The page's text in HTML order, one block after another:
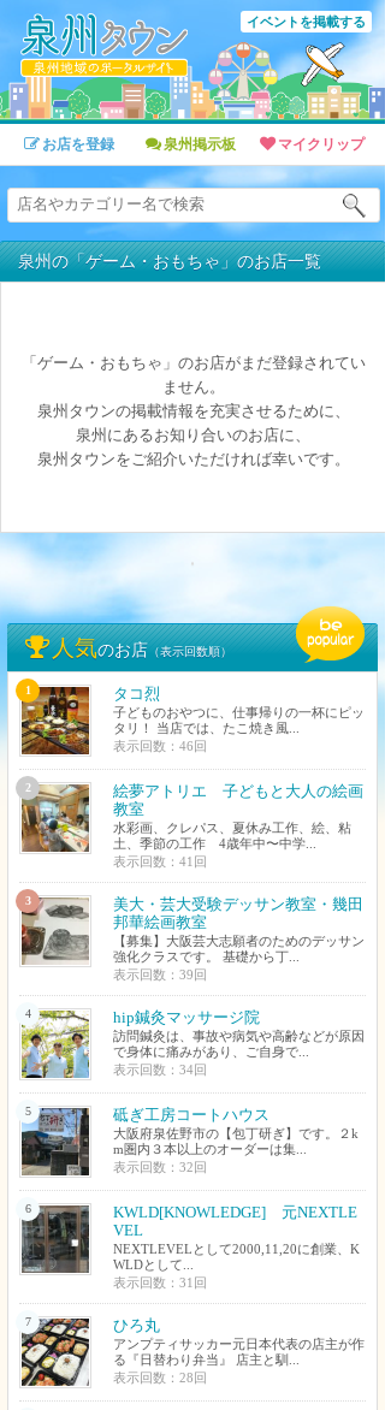
イベントを掲載する
お店を登録 泉州掲示板 マイクリップ
泉州の「ゲーム・おもちゃ」のお店一覧
「ゲーム・おもちゃ」のお店がまだ登録されてい
ません。
泉州タウンの掲載情報を充実させるために、
泉州にあるお知り合いのお店に、
泉州タウンをご紹介いただければ幸いです。
人気のお店 （表示回数順）
1 タコ烈
子どものおやつに、仕事帰りの一杯にピッ
タリ！ 当店では、たこ焼き風...
表示回数：46回
2
絵夢アトリエ 子どもと大人の絵画
教室
水彩画、クレパス、夏休み工作、絵、粘
土、季節の工作 4歳年中〜中学...
表示回数：41回
3
美大・芸大受験デッサン教室・幾田
邦華絵画教室
【募集】大阪芸大志願者のためのデッサン
強化クラスです。 基礎から丁...
表示回数：39回
4 hip鍼灸マッサージ院
訪問鍼灸は、事故や病気や高齢などが原因
で身体に痛みがあり、ご自身で...
表示回数：34回
5 砥ぎ工房コートハウス
大阪府泉佐野市の【包丁研ぎ】です。２k
m圏内３本以上のオーダーは集...
表示回数：32回
6
KWLD[KNOWLEDGE] 元NEXTLE
VEL
NEXTLEVELとして2000,11,20に創業、K
WLDとして...
表示回数：31回
7 ひろ丸
アンプティサッカー元日本代表の店主が作
る『日替わり弁当』 店主と馴...
表示回数：28回